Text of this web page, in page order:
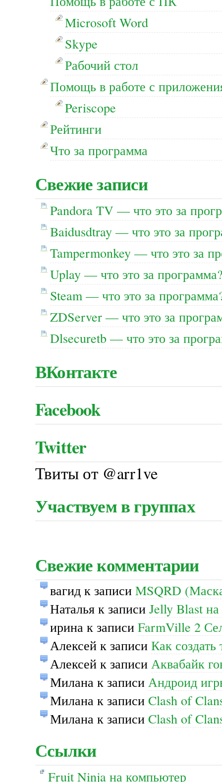
Microsoft Word
Skype
Рабочий стол
Помощь в работе с
Periscope
Рейтинги
Что за программа
Свежие записи
Pandora TV — что это за
Baidusdtray — что это за
Tampermonkey — что это за
Uplay — что это за
Steam — что это за
ZDServer — что это за
Dlsecuretb — что это за
ВКонтакте
Facebook
Twitter
Твиты от @arr1ve
Участвуем в группах
Свежие комментарии
вагид к записи MSQRD
Наталья к записи Jelly Blast
ирина к записи FarmVille 2
Алексей к записи Как
Алексей к записи Аквабайк
Милана к записи Андроид
Милана к записи Clash of
Милана к записи Clash of
Ссылки
Fruit Ninja на компьютер